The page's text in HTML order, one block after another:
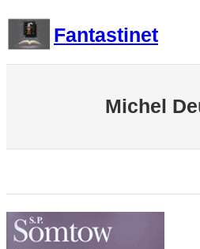
contenu
Fantastinet
Michel